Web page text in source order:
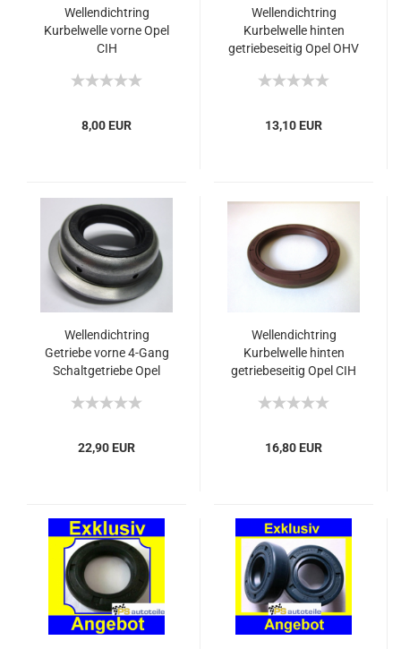
Wellendichtring
Kurbelwelle vorne Opel
CIH
8,00 EUR
Wellendichtring
Kurbelwelle hinten
getriebeseitig Opel OHV
13,10 EUR
Wellendichtring
Getriebe vorne 4-Gang
Schaltgetriebe Opel
22,90 EUR
Wellendichtring
Kurbelwelle hinten
getriebeseitig Opel CIH
16,80 EUR